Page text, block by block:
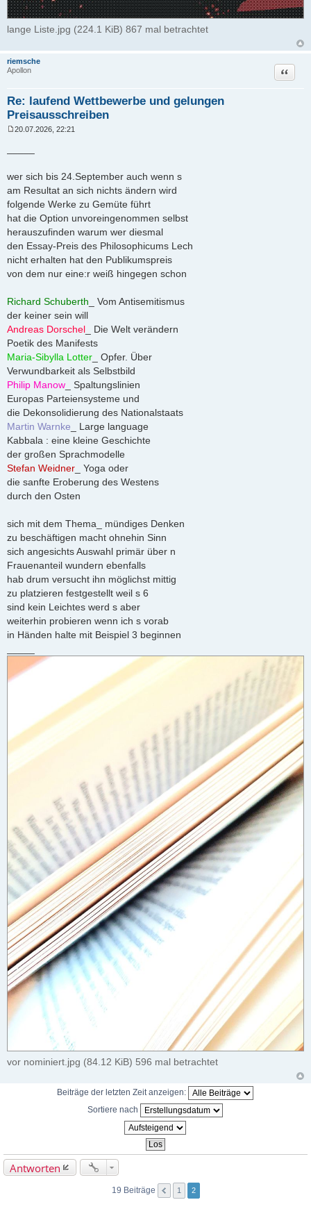
lange Liste.jpg (224.1 KiB) 867 mal betrachtet
riemsche
Apollon
Re: laufend Wettbewerbe und gelungen
Preisausschreiben
Zitat
i
a
g
20.07.2026, 22:21
wer sich bis 24.September auch wenn s
am Resultat an sich nichts ändern wird
folgende Werke zu Gemüte führt
hat die Option unvoreingenommen selbst
herauszufinden warum wer diesmal
den Essay-Preis des Philosophicums Lech
nicht erhalten hat den Publikumspreis
von dem nur eine:r weiß hingegen schon
Richard Schuberth _ Vom Antisemitismus
der keiner sein will
Andreas Dorschel _ Die Welt verändern
Poetik des Manifests
Maria-Sibylla Lotter _ Opfer. Über
Verwundbarkeit als Selbstbild
Philip Manow _ Spaltungslinien
Europas Parteiensysteme und
die Dekonsolidierung des Nationalstaats
Martin Warnke _ Large language
Kabbala : eine kleine Geschichte
der großen Sprachmodelle
Stefan Weidner _ Yoga oder
die sanfte Eroberung des Westens
durch den Osten
sich mit dem Thema_ mündiges Denken
zu beschäftigen macht ohnehin Sinn
sich angesichts Auswahl primär über n
Frauenanteil wundern ebenfalls
hab drum versucht ihn möglichst mittig
zu platzieren festgestellt weil s 6
sind kein Leichtes werd s aber
weiterhin probieren wenn ich s vorab
in Händen halte mit Beispiel 3 beginnen
vor nominiert.jpg (84.12 KiB) 596 mal betrachtet
Beiträge der letzten Zeit anzeigen:
Sortiere nach
Antworten
19 Beiträge 1 2